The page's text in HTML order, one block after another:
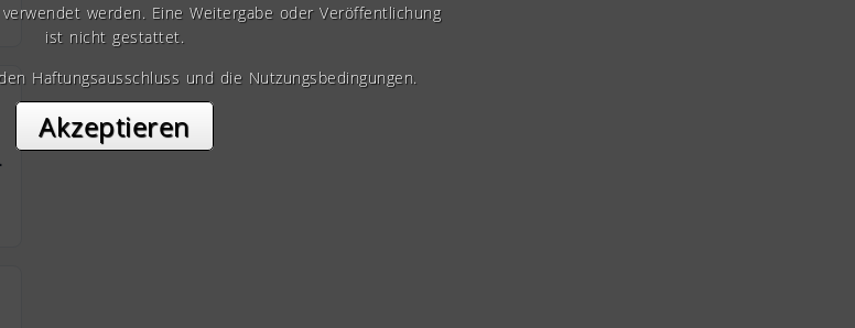
werden. Eine Weitergabe oder Veröffentlichung
ist nicht gestattet.
Haftungsausschluss und die Nutzungsbedingungen.
Akzeptieren